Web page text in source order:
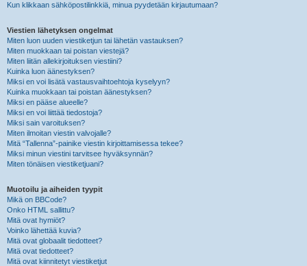
Kun klikkaan sähköpostilinkkiä, minua pyydetään kirjautumaan?
Viestien lähetyksen ongelmat
Miten luon uuden viestiketjun tai lähetän vastauksen?
Miten muokkaan tai poistan viestejä?
Miten liitän allekirjoituksen viestiini?
Kuinka luon äänestyksen?
Miksi en voi lisätä vastausvaihtoehtoja kyselyyn?
Kuinka muokkaan tai poistan äänestyksen?
Miksi en pääse alueelle?
Miksi en voi liittää tiedostoja?
Miksi sain varoituksen?
Miten ilmoitan viestin valvojalle?
Mitä “Tallenna”-painike viestin kirjoittamisessa tekee?
Miksi minun viestini tarvitsee hyväksynnän?
Miten tönäisen viestiketjuani?
Muotoilu ja aiheiden tyypit
Mikä on BBCode?
Onko HTML sallittu?
Mitä ovat hymiöt?
Voinko lähettää kuvia?
Mitä ovat globaalit tiedotteet?
Mitä ovat tiedotteet?
Mitä ovat kiinnitetyt viestiketjut